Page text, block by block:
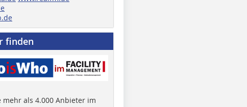
finden
mehr als 4.000 Anbieter im